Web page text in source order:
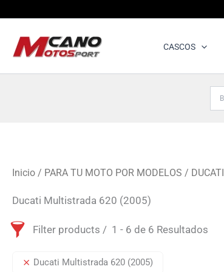
contenido
CASCOS
Inicio / PARA TU MOTO POR MODELOS / DUCATI
Ducati Multistrada 620 (2005)
Filter products 1 - 6 de 6 Resultados
Ducati Multistrada 620 (2005)